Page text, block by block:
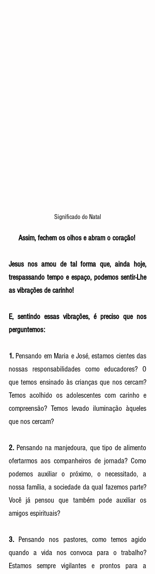
Significado do Natal
Assim, fechem os olhos e abram o coração!
Jesus nos amou de tal forma que, ainda hoje,
trespassando tempo e espaço, podemos sentir-Lhe
as vibrações de carinho!
E, sentindo essas vibrações, é preciso que nos
perguntemos:
1. Pensando em Maria e José, estamos cientes das
nossas responsabilidades como educadores? O
que temos ensinado às crianças que nos cercam?
Temos acolhido os adolescentes com carinho e
compreensão? Temos levado iluminação àqueles
que nos cercam?
2. Pensando na manjedoura, que tipo de alimento
ofertarmos aos companheiros de jornada? Como
podemos auxiliar o próximo, o necessitado, a
nossa família, a sociedade da qual fazemos parte?
Você já pensou que também pode auxiliar os
amigos espirituais?
3. Pensando nos pastores, como temos agido
quando a vida nos convoca para o trabalho?
Estamos sempre vigilantes e prontos para a